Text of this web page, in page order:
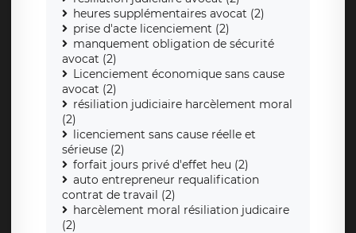
heures supplémentaires avocat (2)
prise d'acte licenciement (2)
manquement obligation de sécurité
avocat (2)
Licenciement économique sans cause
avocat (2)
résiliation judiciaire harcèlement moral
(2)
licenciement sans cause réelle et
sérieuse (2)
forfait jours privé d'effet heu (2)
auto entrepreneur requalification
contrat de travail (2)
harcèlement moral résiliation judicaire
(2)